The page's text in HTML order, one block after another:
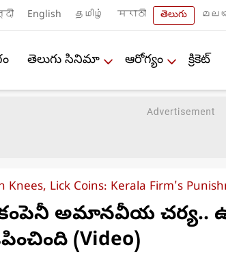
English தமிழ் मराठी తెలుగు
తెలుగు సినిమా ఆరోగ్యం క్రికెట్
Knees, Lick Coins: Kerala Firm's
అమానవీయ చర్య..
(Video)